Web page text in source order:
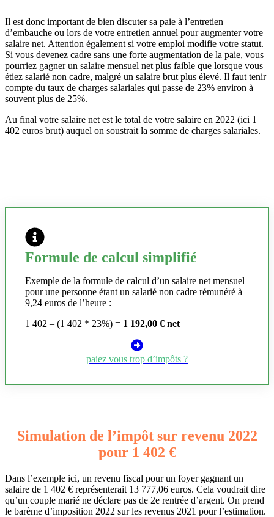
Il est donc important de bien discuter sa paie à l’entretien
d’embauche ou lors de votre entretien annuel pour augmenter votre
salaire net. Attention également si votre emploi modifie votre statut.
Si vous devenez cadre sans une forte augmentation de la paie, vous
pourriez gagner un salaire mensuel net plus faible que lorsque vous
étiez salarié non cadre, malgré un salaire brut plus élevé. Il faut tenir
compte du taux de charges salariales qui passe de 23% environ à
souvent plus de 25%.
Au final votre salaire net est le total de votre salaire en 2022 (ici 1
402 euros brut) auquel on soustrait la somme de charges salariales.
Formule de calcul simplifié
Exemple de la formule de calcul d’un salaire net mensuel
pour une personne étant un salarié non cadre rémunéré à
9,24 euros de l’heure :
1 402 – (1 402 * 23%) = 1 192,00 € net
paiez vous trop d’impôts ?
Simulation de l’impôt sur revenu 2022
pour 1 402 €
Dans l’exemple ici, un revenu fiscal pour un foyer gagnant un
salaire de 1 402 € représenterait 13 777,06 euros. Cela voudrait dire
qu’un couple marié ne déclare pas de 2e rentrée d’argent. On prend
le barème d’imposition 2022 sur les revenus 2021 pour l’estimation.